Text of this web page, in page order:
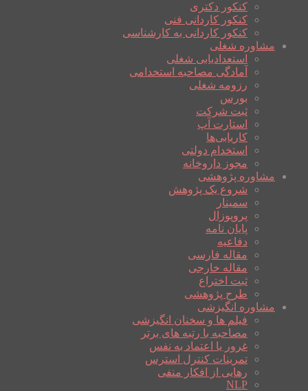
کنکور دکتری
کنکور کاردانی فنی
کنکور کاردانی به کارشناسی
مشاوره شغلی
استعدادیابی شغلی
آمادگی مصاحبه استخدامی
رزومه شغلی
بورس
ثبت شرکت
استارت آپ
کاریابی‌ها
استخدام دولتی
مجوز داروخانه
مشاوره پژوهشی
شروع یک پژوهش
سمینار
پروپوزال
پایان نامه
دفاعیه
مقاله فارسی
مقاله خارجی
ثبت اختراع
طرح پژوهشی
مشاوره انگیزشی
فیلم ها و سخنان انگیزشی
مصاحبه با رتبه های برتر
غرور یا اعتماد به نفس
تمرینات کنترل استرس
رهایی از افکار منفی
NLP